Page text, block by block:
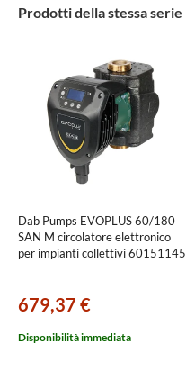
Prodotti della stessa serie
Dab Pumps EVOPLUS 60/180
SAN M circolatore elettronico
per impianti collettivi 60151145
679,37 €
Disponibilità immediata